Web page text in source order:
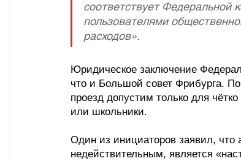
соответствует Федеральной
пользователями
расходов».
Юридическое заключение
что и Большой совет Фрибурга.
проезд допустим только для
или школьники.
Один из инициаторов заявил, что
недействительным, является